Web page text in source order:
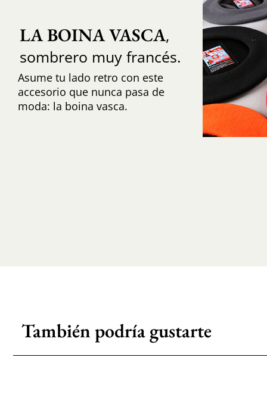
LA BOINA VASCA,
sombrero muy francés.
Asume tu lado retro con este
accesorio que nunca pasa de
moda: la boina vasca.
También podría gustarte